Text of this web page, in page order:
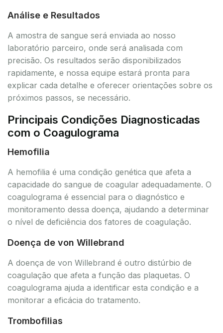
Análise e Resultados
A amostra de sangue será enviada ao nosso
laboratório parceiro, onde será analisada com
precisão. Os resultados serão disponibilizados
rapidamente, e nossa equipe estará pronta para
explicar cada detalhe e oferecer orientações sobre os
próximos passos, se necessário.
Principais Condições Diagnosticadas
com o Coagulograma
Hemofilia
A hemofilia é uma condição genética que afeta a
capacidade do sangue de coagular adequadamente. O
coagulograma é essencial para o diagnóstico e
monitoramento dessa doença, ajudando a determinar
o nível de deficiência dos fatores de coagulação.
Doença de von Willebrand
A doença de von Willebrand é outro distúrbio de
coagulação que afeta a função das plaquetas. O
coagulograma ajuda a identificar esta condição e a
monitorar a eficácia do tratamento.
Trombofilias